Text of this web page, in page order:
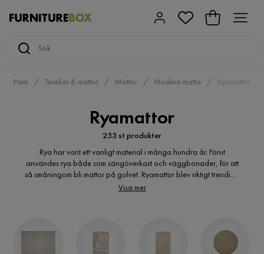
Hem Textilier & mattor Mattor Modern matta Ryamattor
Ryamattor
253 st produkter
Rya har varit ett vanligt material i många hundra år. Förut
användes rya både som sängöverkast och väggbonader, för att
så småningom bli mattor på golvet. Ryamattor blev riktigt trendiga
redan på 60-talet och har fått ett rejält uppsving idag. Det som är
kan du smidigt beställa billiga ryamattor online i olika färger och
storlekar. Du kan enkelt jämföra produkterna med varandra innan
Visa mer